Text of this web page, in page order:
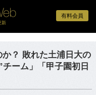
有料会員
新
？ 敗れた土浦日大の
ーム」「甲子園初日